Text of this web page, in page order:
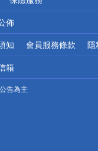
佈
知 會員服務條款 隱
箱
告為主